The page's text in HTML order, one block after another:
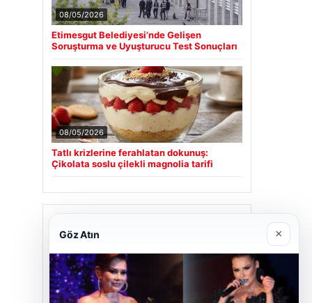
08/05/2026
Etimesgut Belediyesi’nde Gelişen
Soruşturma ve Uyuşturucu Test Sonuçları
08/05/2026
Tatlı krizlerine ferahlatan dokunuş:
Çikolata soslu çilekli magnolia tarifi
Cengiz Sigorta
06/23/2026
Göz Atın ×